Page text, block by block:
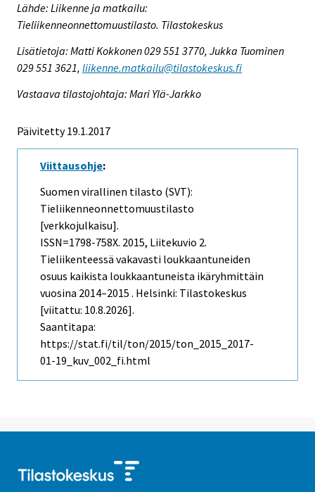
Lähde: Liikenne ja matkailu:
Tieliikenneonnettomuustilasto. Tilastokeskus
Lisätietoja: Matti Kokkonen 029 551 3770, Jukka Tuominen
029 551 3621, liikenne.matkailu@tilastokeskus.fi
Vastaava tilastojohtaja: Mari Ylä-Jarkko
Päivitetty 19.1.2017
Viittausohje:
Suomen virallinen tilasto (SVT):
Tieliikenneonnettomuustilasto
[verkkojulkaisu].
ISSN=1798-758X. 2015, Liitekuvio 2.
Tieliikenteessä vakavasti loukkaantuneiden
osuus kaikista loukkaantuneista ikäryhmittäin
vuosina 2014–2015 . Helsinki: Tilastokeskus
[viitattu: 10.8.2026].
Saantitapa:
https://stat.fi/til/ton/2015/ton_2015_2017-
01-19_kuv_002_fi.html